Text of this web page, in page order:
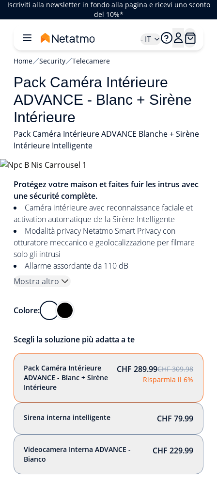
Iscriviti alla newsletter in fondo alla pagina e ricevi uno sconto
del 10%*
- IT
Home Security Telecamere
Pack Caméra Intérieure
ADVANCE - Blanc + Sirène
Intérieure
Pack Caméra Intérieure ADVANCE Blanche + Sirène
Intérieure Intelligente
Protégez votre maison et faites fuir les intrus avec
une sécurité complète.
Caméra intérieure avec reconnaissance faciale et
activation automatique de la Sirène Intelligente
Modalità privacy Netatmo Smart Privacy con
otturatore meccanico e geolocalizzazione per filmare
solo gli intrusi
Allarme assordante da 110 dB
Mostra altro
Colore:
Scegli la soluzione più adatta a te
Pack Caméra Intérieure
ADVANCE - Blanc + Sirène
Intérieure
CHF 289.99CHF 309.98
Risparmia il 6%
Sirena interna intelligente CHF 79.99
Videocamera Interna ADVANCE -
Bianco
CHF 229.99